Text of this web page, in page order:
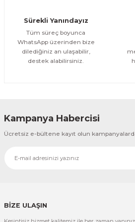
300,00 TL
CeSht
CeSht
Pembe Fonlu Good Things Are Coming
500,00 TL
Sürekli Yanındayız
Tüm süreç boyunca
WhatsApp üzerinden bize
dilediğiniz an ulaşabilir,
destek alabilirsiniz.
Kampanya Habercisi
Ücretsiz e-bültene kayıt olun
BİZE ULAŞIN